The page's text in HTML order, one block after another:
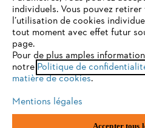
Mentions légales Utilisation
Informations juridiques
ANDREAS STIHL NV, Veurtstraat 117,
België/Belgique
VAT Number: BE 0427.714.768
Vous utilisez un navigateur
en charge, et certaines
peuvent fonctionner
optimale de notre site, nous
l'un des navigateurs suivants :
firefox
individuels. Vous pouvez
l’utilisation de cookies
tout moment avec effet futur
page.
Pour de plus amples
notre Politique de
matière de cookies.
Mentions légales
Accepter tous